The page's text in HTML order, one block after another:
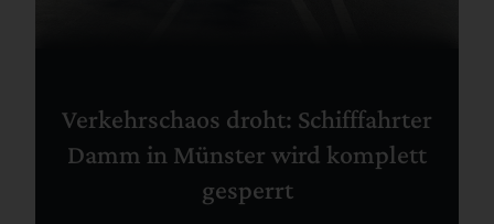
Verkehrschaos droht: Schifffahrter
Damm in Münster wird komplett
gesperrt